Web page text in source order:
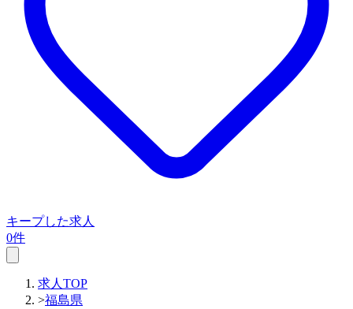
キープした求人
0件
求人TOP
>福島県